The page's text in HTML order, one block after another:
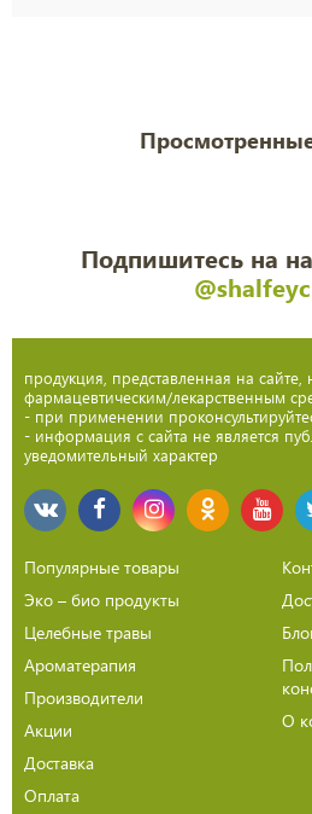
Подпишитесь на
продукция, представленная на сайте,
фармацевтическим/лекарственным
- при применении
- информация с сайта не является
уведомительный характер
Популярные товары
Эко – био продукты
Целебные травы
Ароматерапия
Производители
Акции
Доставка
Оплата
О